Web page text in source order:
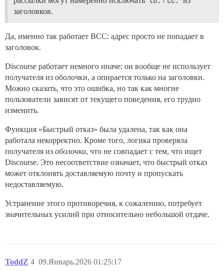
заголовков.
Да, именно так работает BCC: адрес просто не попадает в
заголовок.
Discourse работает немного иначе: он вообще не использует
получателя из оболочки, а опирается только на заголовки.
Можно сказать, что это ошибка, но так как многие
пользователи зависят от текущего поведения, его трудно
изменить.
Функция «Быстрый отказ» была удалена, так как она
работала некорректно. Кроме того, логика проверяла
получателя из оболочки, что не совпадает с тем, что ищет
Discourse. Это несоответствие означает, что быстрый отказ
может отклонять доставляемую почту и пропускать
недоставляемую.
Устранение этого противоречия, к сожалению, потребует
значительных усилий при относительно небольшой отдаче.
ToddZ 09.Январь.2026 01:25:17
4